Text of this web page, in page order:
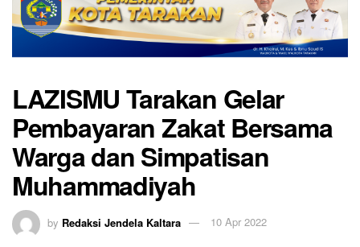
LAZISMU Tarakan Gelar
Pembayaran Zakat Bersama
Warga dan Simpatisan
Muhammadiyah
by Redaksi Jendela Kaltara 10 Apr 2022